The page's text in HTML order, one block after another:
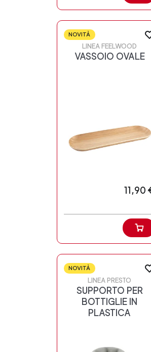
NOVITÀ
LINEA FEELWOOD
VASSOIO OVALE
11,90
NOVITÀ
LINEA PRESTO
SUPPORTO PER
BOTTIGLIE IN
PLASTICA